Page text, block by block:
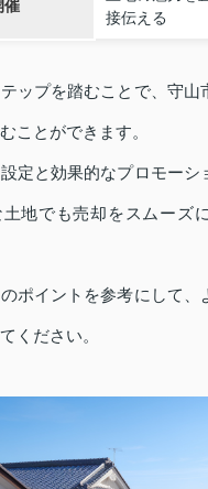
催
接伝える
ップを踏むことで、守山
ことができます。
定と効果的なプロモーシ
土地でも売却をスムーズ
ポイントを参考にして、
ください。